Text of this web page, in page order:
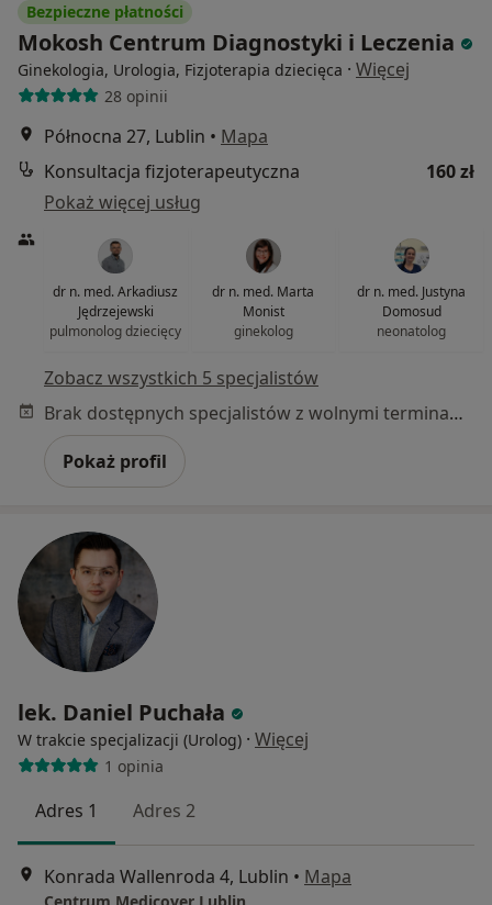
Bezpieczne płatności
Mokosh Centrum Diagnostyki i Leczenia
Ginekologia, Urologia, Fizjoterapia dziecięca · Więcej
28 opinii
Północna 27, Lublin • Mapa
Konsultacja fizjoterapeutyczna
160 zł
Pokaż więcej usług
dr n. med. Arkadiusz
Jędrzejewski
pulmonolog dziecięcy
dr n. med. Marta
Monist
ginekolog
dr n. med. Justyna
Domosud
neonatolog
Zobacz wszystkich 5 specjalistów
Brak dostępnych specjalistów z wolnymi terminami w tym centrum medycznym.
Pokaż profil
lek. Daniel Puchała
W trakcie specjalizacji (Urolog) · Więcej
1 opinia
Adres 1 Adres 2
Konrada Wallenroda 4, Lublin • Mapa
Centrum Medicover Lublin